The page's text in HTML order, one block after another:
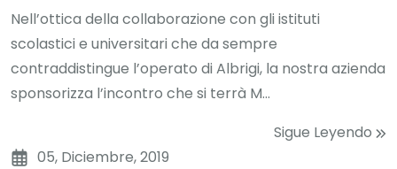
Nell’ottica della collaborazione con gli istituti
scolastici e universitari che da sempre
contraddistingue l’operato di Albrigi, la nostra azienda
sponsorizza l’incontro che si terrà M...
Sigue Leyendo
05, Diciembre, 2019